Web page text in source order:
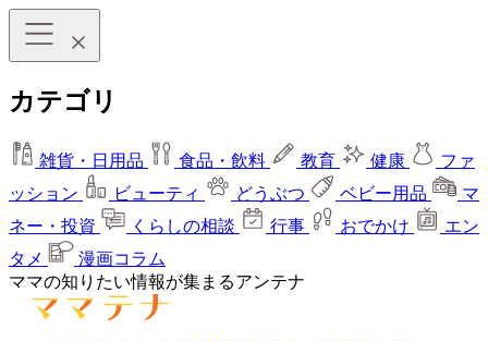
カテゴリ
雑貨・日用品 食品・飲料 教育 健康
ファ
ッション
ビューティ どうぶつ ベビー用品
マ
ネー・投資
くらしの相談 行事 おでかけ
エン
タメ
漫画コラム
ママの知りたい情報が集まるアンテナ